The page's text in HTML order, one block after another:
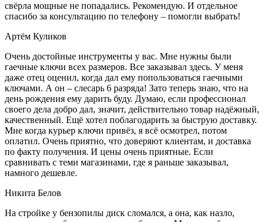
свёрла мощные не попадались. Рекомендую. И отдельное
спасибо за консультацию по телефону – помогли выбрать!
Артём Куликов
Очень достойные инструменты у вас. Мне нужны были
гаечные ключи всех размеров. Все заказывал здесь. У меня
даже отец оценил, когда дал ему попользоваться гаечными
ключами. А он – слесарь 6 разряда! Зато теперь знаю, что на
день рождения ему дарить буду. Думаю, если профессионал
своего дела добро дал, значит, действительно товар надёжный,
качественный. Ещё хотел поблагодарить за быструю доставку.
Мне когда курьер ключи привёз, я всё осмотрел, потом
оплатил. Очень приятно, что доверяют клиентам, и доставка
по факту получения. И цены очень приятные. Если
сравнивать с теми магазинами, где я раньше заказывал,
намного дешевле.
Никита Белов
На стройке у бензопилы диск сломался, а она, как назло,